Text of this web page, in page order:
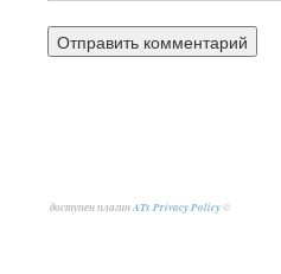
доступен плагинATs Privacy Policy©